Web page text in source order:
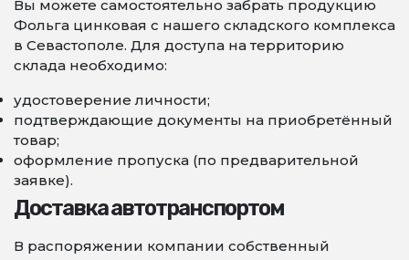
Вы можете самостоятельно забрать продукцию
Фольга цинковая с нашего складского комплекса
в Севастополе. Для доступа на территорию
склада необходимо:
удостоверение личности;
подтверждающие документы на приобретённый
товар;
оформление пропуска (по предварительной
заявке).
Доставка автотранспортом
В распоряжении компании собственный